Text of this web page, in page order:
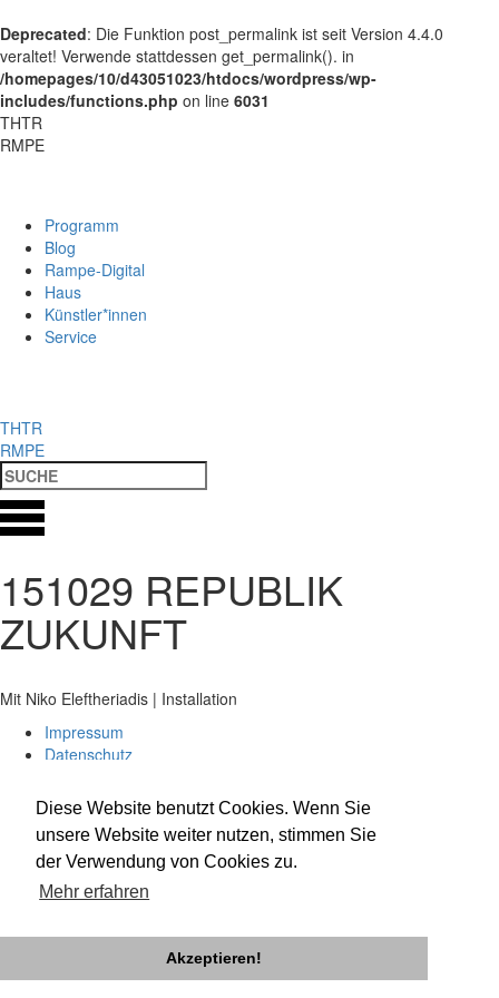
Diese Website benutzt Cookies. Wenn Sie
unsere Website weiter nutzen, stimmen Sie
der Verwendung von Cookies zu.
Mehr erfahren
Akzeptieren!
Deprecated: Die Funktion post_permalink ist seit Version 4.4.0
veraltet! Verwende stattdessen get_permalink(). in
/homepages/10/d43051023/htdocs/wordpress/wp-
includes/functions.php on line 6031
THTR
RMPE
Programm
Blog
Rampe-Digital
Haus
Künstler*innen
Service
THTR
RMPE
151029 REPUBLIK
ZUKUNFT
Mit Niko Eleftheriadis | Installation
Impressum
Datenschutz
facebook
twitter
instagram